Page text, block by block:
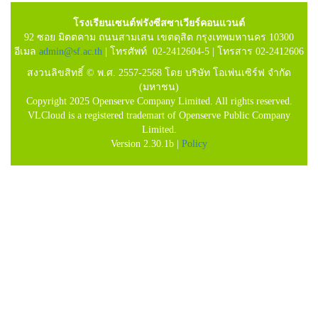
โรงเรียนเซนต์ฟรังซีสซาเวียร์คอนแวนต์
92 ซอย มิตตคาม ถนนสามเสน เขตดุสิต กรุงเทพมหานคร 10300
อีเมล admin@sf.ac.th | โทรศัพท์ 02-2412604-5 | โทรสาร 02-2412606
สงวนลิขสิทธิ์ © พ.ศ. 2557-2568 โดย บริษัท โอเพ่นเซิร์ฟ จำกัด
(มหาชน)
Copyright 2025 Openserve Company Limited. All rights reserved.
VLCloud is a registered trademart of Openserve Public Company
Limited.
Version 2.30.1b | Policy